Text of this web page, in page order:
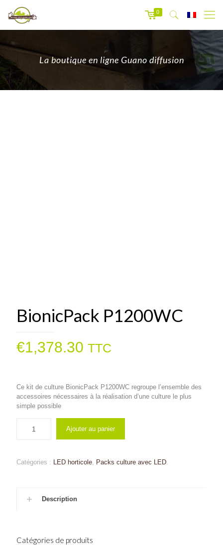
0
La boutique en ligne Guano diffusion
BionicPack P1200WC
€1,378.30 TTC
Ce kit de culture BionicPack P1200WC regroupe l’ensemble des
accessoires nécessaires à la réalisation d’une culture le plus
simple possible
Ajouter au panier
Catégories : LED horticole, Packs culture avec LED.
Description
Catégories de produits